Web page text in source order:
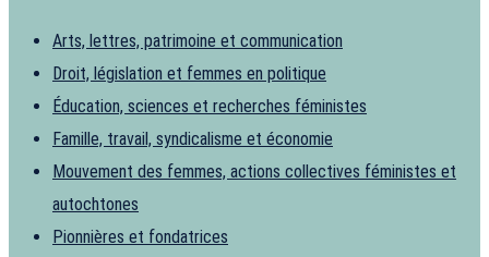
Arts, lettres, patrimoine et communication
Droit, législation et femmes en politique
Éducation, sciences et recherches féministes
Famille, travail, syndicalisme et économie
Mouvement des femmes, actions collectives féministes et
autochtones
Pionnières et fondatrices